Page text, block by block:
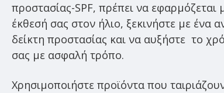
προστασίας-SPF, πρέπει να
έκθεσή σας στον ήλιο, ξεκινήστε με ένα
δείκτη προστασίας και να αυξήστε το
σας με ασφαλή τρόπο.
Χρησιμοποιήστε προϊόντα που